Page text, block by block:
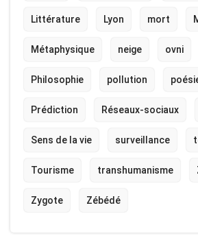
Littérature Lyon mort
Métaphysique neige ovni
Philosophie pollution
Prédiction Réseaux-sociaux
Sens de la vie surveillance
Tourisme transhumanisme
Zygote Zébédé